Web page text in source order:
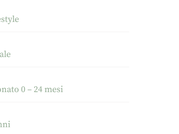
0 – 24 mesi